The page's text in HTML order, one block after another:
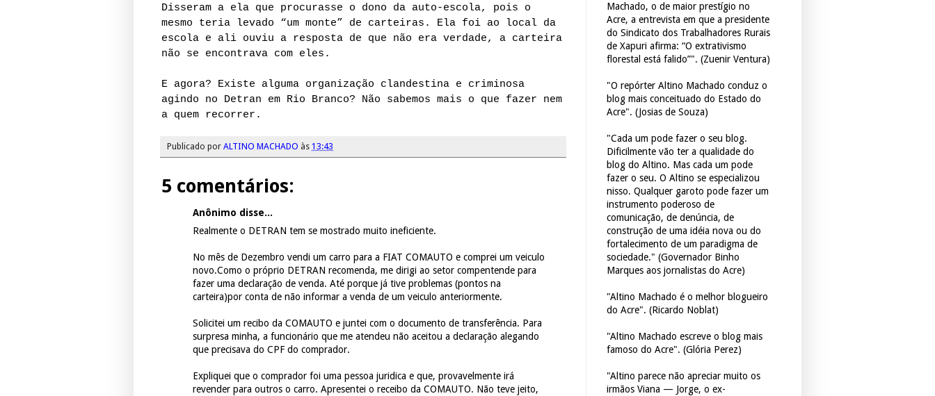
Disseram a ela que procurasse o dono da auto-escola, pois o
mesmo teria levado “um monte” de carteiras. Ela foi ao local da
escola e ali ouviu a resposta de que não era verdade, a carteira
não se encontrava com eles.
E agora? Existe alguma organização clandestina e criminosa
agindo no Detran em Rio Branco? Não sabemos mais o que fazer nem
a quem recorrer.
Publicado por ALTINO MACHADO às 13:43
5 comentários:
Anônimo disse...
Realmente o DETRAN tem se mostrado muito ineficiente.
No mês de Dezembro vendi um carro para a FIAT COMAUTO e comprei um veiculo
novo.Como o próprio DETRAN recomenda, me dirigi ao setor compentende para
fazer uma declaração de venda. Até porque já tive problemas (pontos na
carteira)por conta de não informar a venda de um veiculo anteriormente.
Solicitei um recibo da COMAUTO e juntei com o documento de transferência. Para
surpresa minha, a funcionário que me atendeu não aceitou a declaração alegando
que precisava do CPF do comprador.
Expliquei que o comprador foi uma pessoa juridica e que, provavelmente irá
revender para outros o carro. Apresentei o receibo da COMAUTO. Não teve jeito,
Machado, o de maior prestígio no
Acre, a entrevista em que a presidente
do Sindicato dos Trabalhadores Rurais
de Xapuri afirma: “O extrativismo
florestal está falido”". (Zuenir Ventura)
"O repórter Altino Machado conduz o
blog mais conceituado do Estado do
Acre". (Josias de Souza)
"Cada um pode fazer o seu blog.
Dificilmente vão ter a qualidade do
blog do Altino. Mas cada um pode
fazer o seu. O Altino se especializou
nisso. Qualquer garoto pode fazer um
instrumento poderoso de
comunicação, de denúncia, de
construção de uma idéia nova ou do
fortalecimento de um paradigma de
sociedade." (Governador Binho
Marques aos jornalistas do Acre)
"Altino Machado é o melhor blogueiro
do Acre". (Ricardo Noblat)
"Altino Machado escreve o blog mais
famoso do Acre". (Glória Perez)
"Altino parece não apreciar muito os
irmãos Viana — Jorge, o ex-